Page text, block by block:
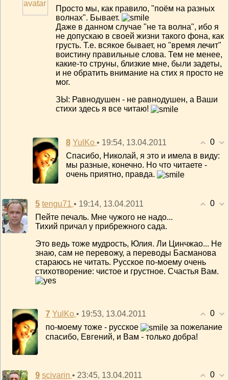
Просто мы, как правило, "поём на разных
волнах". Бывает.
Даже в данном случае "не та волна", ибо я
не допускаю в своей жизни такого фона, как
грусть. Т.е. всякое бывает, но "время лечит"
воистину правильные слова. Тем не менее,
какие-то струны, близкие мне, были задеты,
и не обратить внимание на стих я просто не
мог.
ЗЫ: Равнодушен - не равнодушен, а Ваши
стихи здесь я все читаю!
0
8 YulKo • 19:54, 13.04.2011
Спасибо, Николай, я это и имела в виду:
мы разные, конечно. Но что читаете -
очень приятно, правда.
0
5 tengu71 • 19:14, 13.04.2011
Пейте печаль. Мне чужого не надо...
Тихий причал у прибрежного сада.
Это ведь тоже мудрость, Юлия. Ли Цинчжао... Не
знаю, сам не перевожу, а переводы Басманова
стараюсь не читать. Русское по-моему очень
стихотворение: чистое и грустное. Счастья Вам.
0
7 YulKo • 19:53, 13.04.2011
по-моему тоже - русское
за пожелание
спасибо, Евгений, и Вам - только добра!
0
9 scivarin • 23:45, 13.04.2011